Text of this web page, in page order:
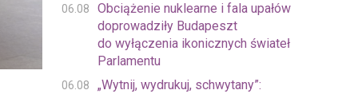
06.08
Obciążenie nuklearne i fala upałów
doprowadziły Budapeszt
do wyłączenia ikonicznych świateł
Parlamentu
06.08
„Wytnij, wydrukuj, schwytany”: